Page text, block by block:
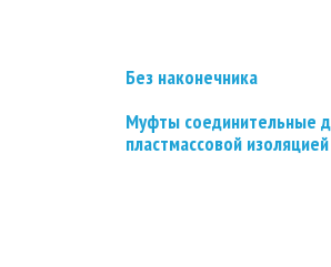
Без наконечника
Муфты соединительные
пластмассовой изоляцией